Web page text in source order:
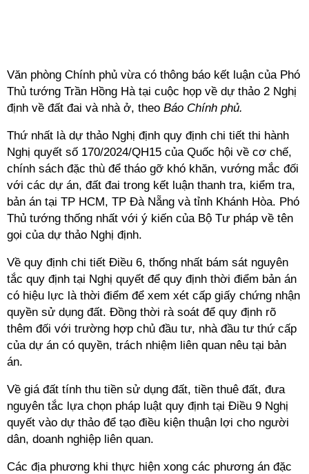
Văn phòng Chính phủ vừa có thông báo kết luận của Phó
Thủ tướng Trần Hồng Hà tại cuộc họp về dự thảo 2 Nghị
định về đất đai và nhà ở, theo Báo Chính phủ.
Thứ nhất là dự thảo Nghị định quy định chi tiết thi hành
Nghị quyết số 170/2024/QH15 của Quốc hội về cơ chế,
chính sách đặc thù để tháo gỡ khó khăn, vướng mắc đối
với các dự án, đất đai trong kết luận thanh tra, kiểm tra,
bản án tại TP HCM, TP Đà Nẵng và tỉnh Khánh Hòa. Phó
Thủ tướng thống nhất với ý kiến của Bộ Tư pháp về tên
gọi của dự thảo Nghị định.
Về quy định chi tiết Điều 6, thống nhất bám sát nguyên
tắc quy định tại Nghị quyết để quy định thời điểm bản án
có hiệu lực là thời điểm để xem xét cấp giấy chứng nhận
quyền sử dụng đất. Đồng thời rà soát để quy định rõ
thêm đối với trường hợp chủ đầu tư, nhà đầu tư thứ cấp
của dự án có quyền, trách nhiệm liên quan nêu tại bản
án.
Về giá đất tính thu tiền sử dụng đất, tiền thuê đất, đưa
nguyên tắc lựa chọn pháp luật quy định tại Điều 9 Nghị
quyết vào dự thảo để tạo điều kiện thuận lợi cho người
dân, doanh nghiệp liên quan.
Các địa phương khi thực hiện xong các phương án đặc